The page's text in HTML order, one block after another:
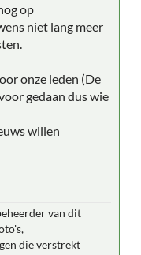
op
niet lang meer
onze leden (De
gedaan dus wie
willen
van dit
die verstrekt